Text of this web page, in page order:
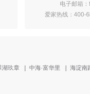
电子邮箱
爱家热线：400-
湖玖章 中海·富华里 海淀南